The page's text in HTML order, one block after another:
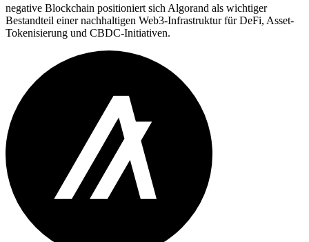
negative Blockchain positioniert sich Algorand als wichtiger
Bestandteil einer nachhaltigen Web3-Infrastruktur für DeFi, Asset-
Tokenisierung und CBDC-Initiativen.